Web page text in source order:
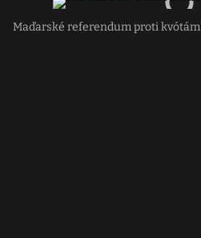
Maďarské referendum proti kvótám